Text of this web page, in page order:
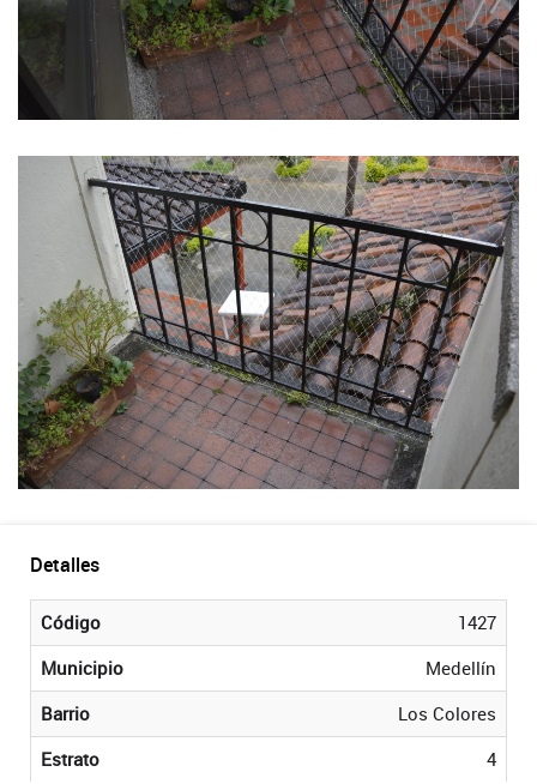
Detalles
Código
1427
Municipio
Medellín
Barrio
Los Colores
Estrato
4